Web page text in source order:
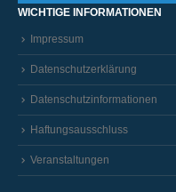
WICHTIGE INFORMATIONEN
Impressum
Datenschutzerklärung
Datenschutzinformationen
Haftungsausschluss
Veranstaltungen